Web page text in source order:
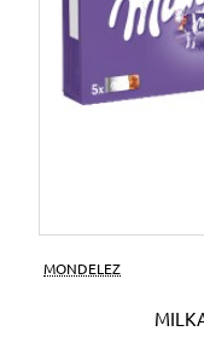
MONDELEZ